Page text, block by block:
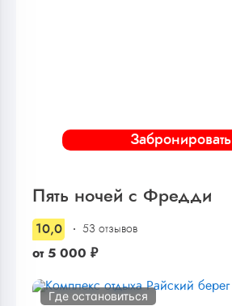
Забронировать
Пять ночей с Фредди
10,0 53 отзывов
от 5 000 ₽
Где остановиться